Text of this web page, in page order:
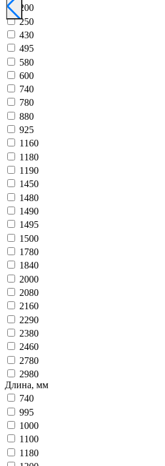
200
250
430
495
580
600
740
780
880
925
1160
1180
1190
1450
1480
1490
1495
1500
1780
1840
2000
2080
2160
2290
2380
2460
2780
2980
Длина, мм
740
995
1000
1100
1180